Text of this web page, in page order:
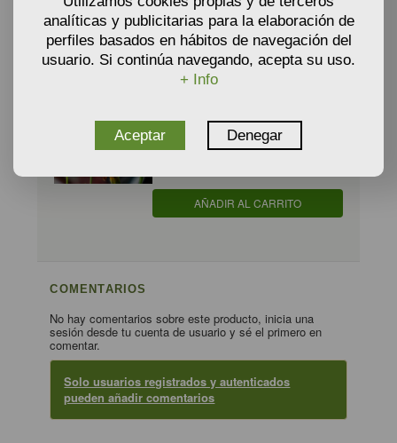
AÑADIR AL CARRITO
A partir de 4,40
AÑADIR AL CARRITO
COMENTARIOS
No hay comentarios sobre este producto, inicia una
sesión desde tu cuenta de usuario y sé el primero en
comentar.
Solo usuarios registrados y autenticados
pueden añadir comentarios
analíticas y publicitarias para la elaboración de
perfiles basados en hábitos de navegación del
usuario. Si continúa navegando, acepta su uso.
+ Info
Aceptar Denegar